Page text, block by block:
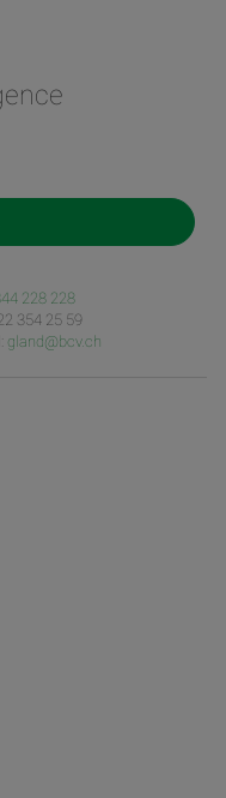
228 228
354 25 59
gland@bcv.ch